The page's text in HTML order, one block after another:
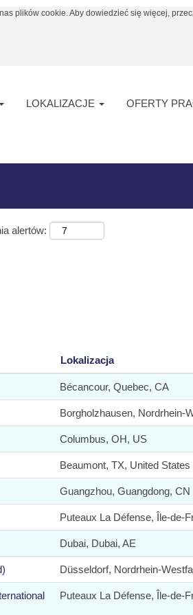
plików cookie. Aby dowiedzieć się więcej,
LOKALIZACJE OFERTY
w liczbie 10 opublikowane przez
alertów:
Lokalizacja
Bécancour, Quebec, CA
Borgholzhausen, Nordrhein-
Columbus, OH, US
Beaumont, TX, United States
Guangzhou, Guangdong, CN
Puteaux La Défense, Île-de-
Dubai, Dubai, AE
Düsseldorf, Nordrhein-
Puteaux La Défense, Île-de-